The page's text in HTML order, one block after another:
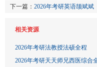
下一篇： 2026年考研英语颉斌
相关资源
2026年考研法教授法硕全程
2026年考研天天师兄西医综合